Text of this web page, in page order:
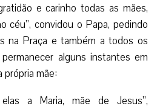
e carinho todas as mães,
céu”, convidou o Papa, pedindo
na Praça e também a todos os
alguns instantes em
própria mãe:
a Maria, mãe de Jesus”,